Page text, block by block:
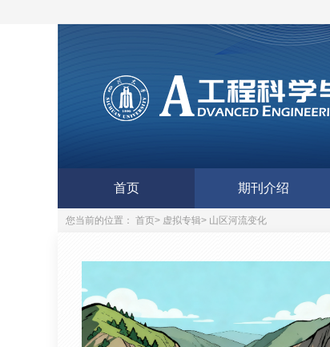
首页 期刊介绍
您当前的位置： 首页> 虚拟专辑> 山区河流变化